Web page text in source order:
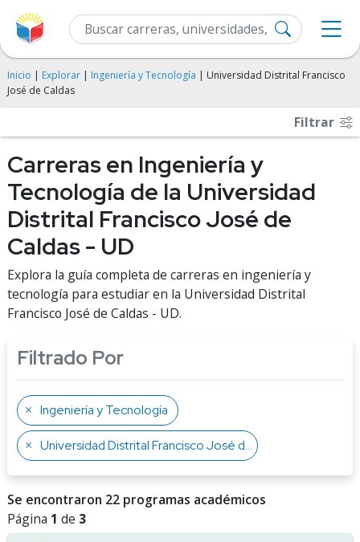
Inicio | Explorar | Ingeniería y Tecnología | Universidad Distrital Francisco
José de Caldas
Filtrar
Carreras en Ingeniería y
Tecnología de la Universidad
Distrital Francisco José de
Caldas - UD
Explora la guía completa de carreras en ingeniería y
tecnología para estudiar en la Universidad Distrital
Francisco José de Caldas - UD.
Filtrado Por
Ingeniería y Tecnología
Universidad Distrital Francisco José de Caldas
Se encontraron 22 programas académicos
Página 1 de 3